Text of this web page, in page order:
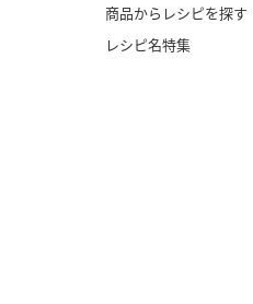
商品からレシピを探す
レシピ名特集